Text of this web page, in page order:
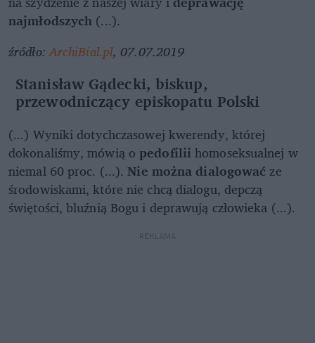
najmłodszych (...).
źródło:ArchiBial.pl, 07.07.2019
Stanisław Gądecki, biskup,
przewodniczący episkopatu Polski
(...) Wyniki dotychczasowej kwerendy, której
dokonaliśmy, mówią o pedofiliihomoseksualnej w
niemal 60 proc. (...).Nie można dialogować ze
środowiskami, które nie chcą dialogu, depczą
świętości, bluźnią Bogu i deprawują człowieka (...).
REKLAMA